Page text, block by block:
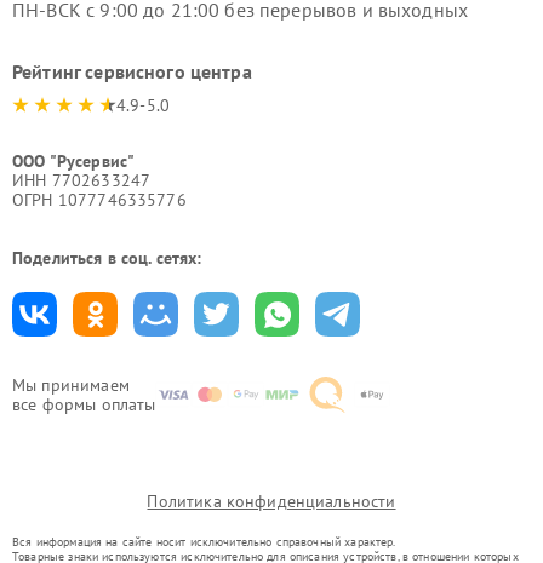
Мы принимаем
все формы оплаты
ПН-ВСК с 9:00 до 21:00 без перерывов и выходных
Рейтинг сервисного центра
4.9-5.0
ООО "Русервис"
ИНН 7702633247
ОГРН 1077746335776
Поделиться в соц. сетях:
Политика конфиденциальности
Вся информация на сайте носит исключительно справочный характер.
Товарные знаки используются исключительно для описания устройств, в отношении которых